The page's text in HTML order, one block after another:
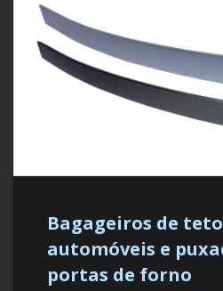
Bagageiros de
automóveis e
portas de forno